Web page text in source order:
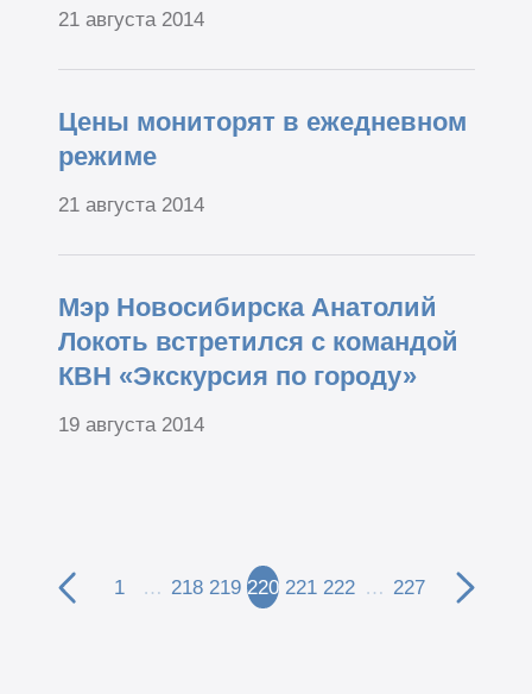
21 августа 2014
Цены мониторят в ежедневном
режиме
21 августа 2014
Мэр Новосибирска Анатолий
Локоть встретился с командой
КВН «Экскурсия по городу»
19 августа 2014
1 … 218 219 220 221 222 … 227